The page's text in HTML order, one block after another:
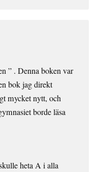
” . Denna boken var
bok jag direkt
mycket nytt, och
borde läsa
heta A i alla